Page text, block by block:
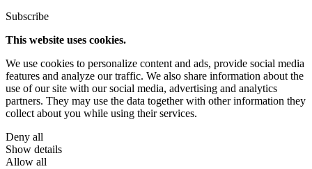
Subscribe
This website uses cookies.
We use cookies to personalize content and ads, provide social media
features and analyze our traffic. We also share information about the
use of our site with our social media, advertising and analytics
partners. They may use the data together with other information they
collect about you while using their services.
Deny all
Show details
Allow all